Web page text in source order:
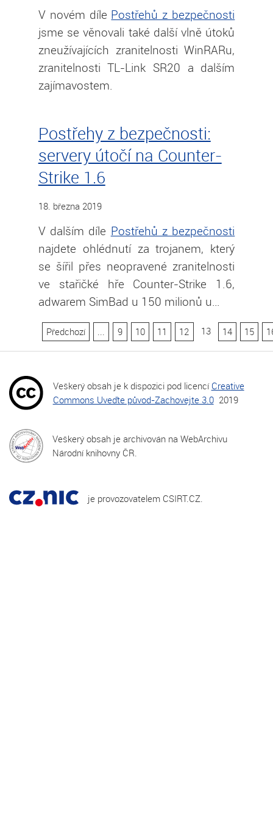
V novém díle Postřehů z bezpečnosti
jsme se věnovali také další vlně útoků
zneužívajících zranitelnosti WinRARu,
zranitelnosti TL-Link SR20 a dalším
zajímavostem.
Postřehy z bezpečnosti:
servery útočí na Counter-
Strike 1.6
18. března 2019
V dalším díle Postřehů z bezpečnosti
najdete ohlédnutí za trojanem, který
se šířil přes neopravené zranitelnosti
ve stařičké hře Counter-Strike 1.6,
adwarem SimBad u 150 milionů u…
Předchozí ... 9 10 11 12 13 14 15
Veškerý obsah je k dispozici pod licencí Creative
Commons Uveďte původ-Zachovejte 3.02019
Veškerý obsah je archivován na WebArchivu
Národní knihovny ČR.
je provozovatelem CSIRT.CZ.